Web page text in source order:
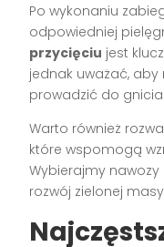
Po wykonaniu
odpowiedniej
przycięciu jest
jednak uważać,
prowadzić do gnicia
Warto również
które wspomogą
Wybierajmy
rozwój zielonej